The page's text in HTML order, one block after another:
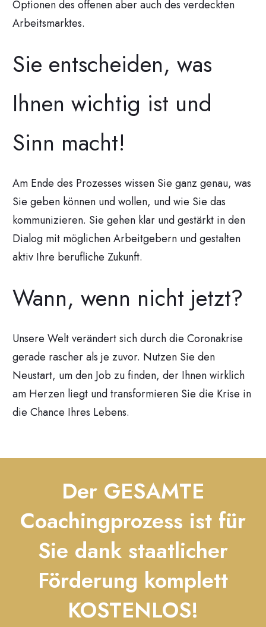
Optionen des offenen aber auch des verdeckten
Arbeitsmarktes.
Sie entscheiden, was
Ihnen wichtig ist und
Sinn macht!
Am Ende des Prozesses wissen Sie ganz genau, was
Sie geben können und wollen, und wie Sie das
kommunizieren. Sie gehen klar und gestärkt in den
Dialog mit möglichen Arbeitgebern und gestalten
aktiv Ihre berufliche Zukunft.
Wann, wenn nicht jetzt?
Unsere Welt verändert sich durch die Coronakrise
gerade rascher als je zuvor. Nutzen Sie den
Neustart, um den Job zu finden, der Ihnen wirklich
am Herzen liegt und transformieren Sie die Krise in
die Chance Ihres Lebens.
Der GESAMTE
Coachingprozess ist für
Sie dank staatlicher
Förderung komplett
KOSTENLOS!